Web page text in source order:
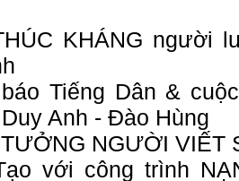
KHÁNG người
Tiếng Dân &
Anh - Đào Hùng
NGƯỜI VIẾT
với công trình